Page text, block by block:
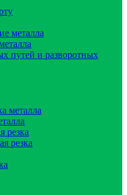
металла
путей и разворотных
металла
резка
резка